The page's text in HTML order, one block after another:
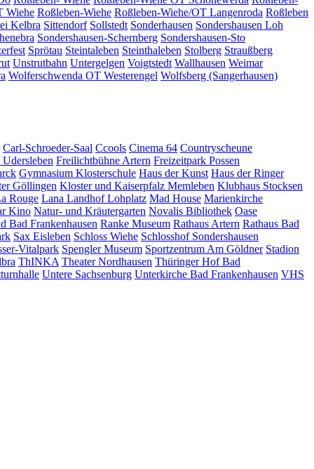
Wiehe Roßleben-Wiehe Roßleben-Wiehe/OT Langenroda Roßleben
Kelbra Sittendorf Sollstedt Sonderhausen Sondershausen Loh
Sondershausen-Schernberg Sondershausen-Sto
Sprötau Steintaleben Steinthaleben Stolberg Straußberg
Unstrutbahn Untergelgen Voigtstedt Wallhausen Weimar
Wolferschwenda OT Westerengel Wolfsberg (Sangerhausen)
Carl-Schroeder-Saal Ccools Cinema 64 Countryscheune
Freilichtbühne Artern Freizeitpark Possen
Gymnasium Klosterschule Haus der Kunst Haus der Ringer
Göllingen Kloster und Kaiserpfalz Memleben Klubhaus Stocksen
Rouge Lana LandhofLohplatz Mad House Marienkirche
Kino Natur- und Kräutergarten Novalis Bibliothek Oase
Bad Frankenhausen Ranke Museum Rathaus Artern Rathaus Bad
Sax Eisleben Schloss Wiehe Schlosshof Sondershausen
Vitalpark Spengler Museum Sportzentrum Am Göldner Stadion
ThINKA Theater Nordhausen Thüringer Hof Bad
Untere Sachsenburg Unterkirche Bad Frankenhausen VHS